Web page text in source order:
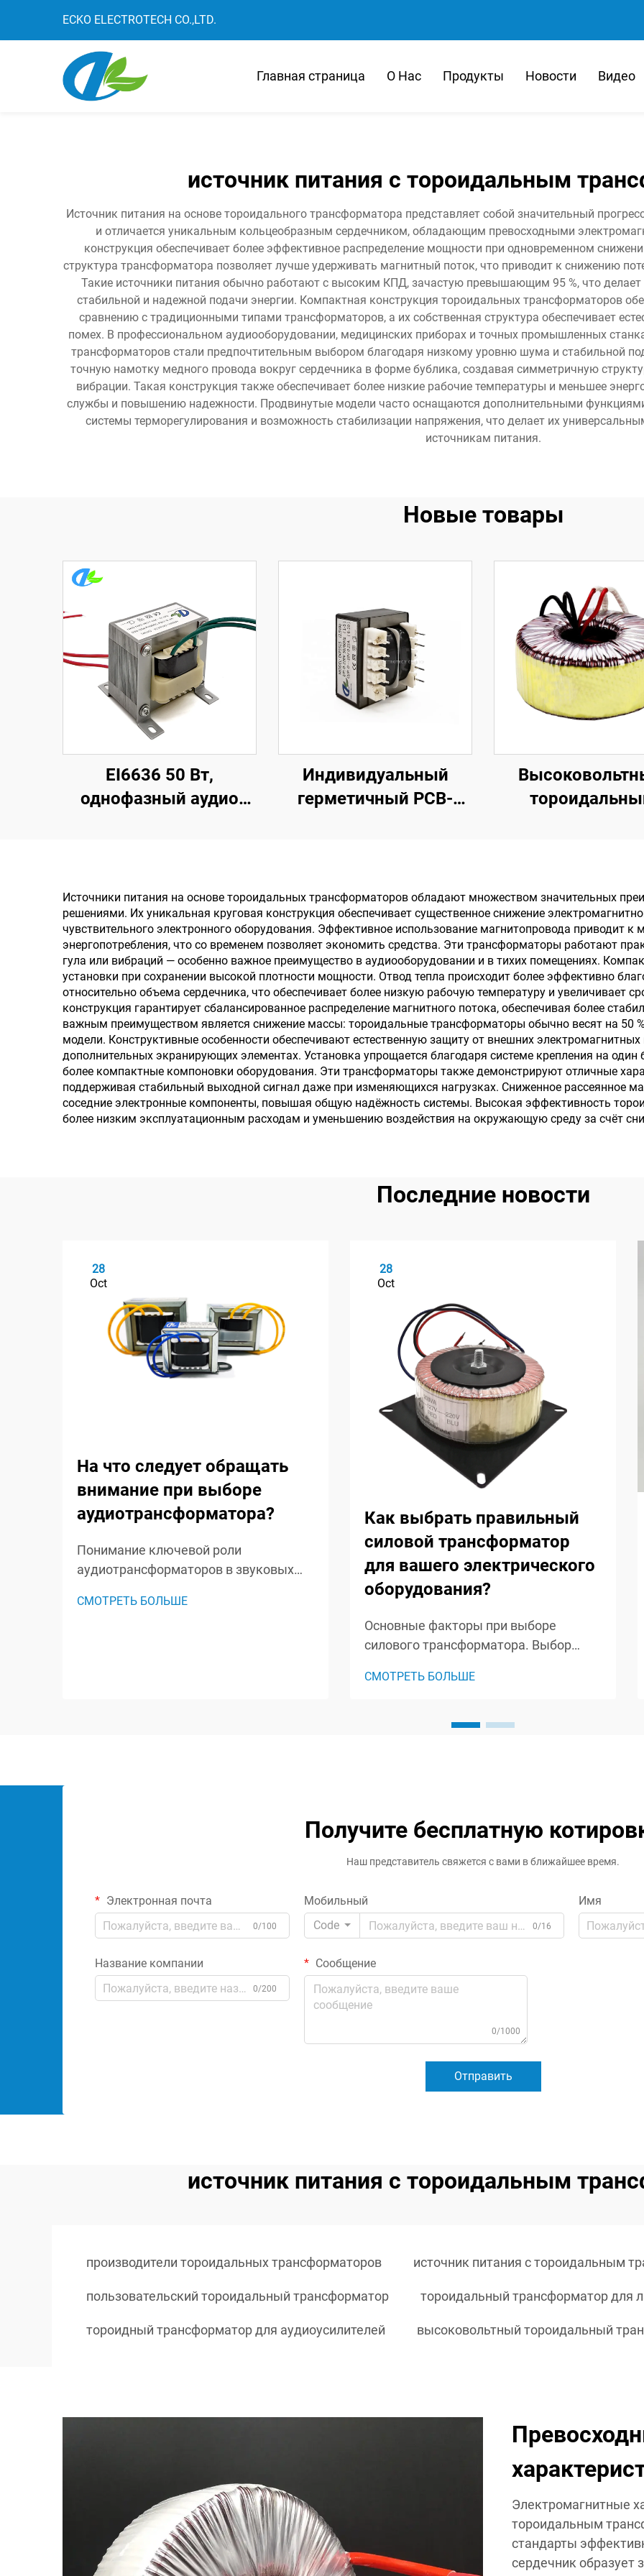
ECKO ELECTROTECH CO.,LTD.
Главная страница О Нас Продукты Новости Видео
источник питания с тороидальным
Источник питания на основе тороидального трансформатора представляет собой значительный
и отличается уникальным кольцеобразным сердечником, обладающим превосходными
конструкция обеспечивает более эффективное распределение мощности при одновременном
структура трансформатора позволяет лучше удерживать магнитный поток, что приводит к снижению
Такие источники питания обычно работают с высоким КПД, зачастую превышающим 95 %, что
стабильной и надежной подачи энергии. Компактная конструкция тороидальных трансформаторов
сравнению с традиционными типами трансформаторов, а их собственная структура обеспечивает
помех. В профессиональном аудиооборудовании, медицинских приборах и точных промышленных
трансформаторов стали предпочтительным выбором благодаря низкому уровню шума и стабильной
точную намотку медного провода вокруг сердечника в форме бублика, создавая симметричную
вибрации. Такая конструкция также обеспечивает более низкие рабочие температуры и меньшее
службы и повышению надежности. Продвинутые модели часто оснащаются дополнительными
системы терморегулирования и возможность стабилизации напряжения, что делает их
источникам питания.
Новые товары
EI6636 50 Вт,
однофазный аудио
Вт
Индивидуальный
герметичный PCB-
входа 240 В и выхода
24 В/36 В/380 В,
частота 50 Гц
мощности с
развязкой, 220
Источники питания на основе тороидальных трансформаторов обладают множеством значительных
решениями. Их уникальная круговая конструкция обеспечивает существенное снижение
чувствительного электронного оборудования. Эффективное использование магнитопровода приводит
энергопотребления, что со временем позволяет экономить средства. Эти трансформаторы работают
гула или вибраций — особенно важное преимущество в аудиооборудовании и в тихих помещениях.
установки при сохранении высокой плотности мощности. Отвод тепла происходит более эффективно
относительно объема сердечника, что обеспечивает более низкую рабочую температуру и увеличивает
конструкция гарантирует сбалансированное распределение магнитного потока, обеспечивая более
важным преимуществом является снижение массы: тороидальные трансформаторы обычно весят на 50
модели. Конструктивные особенности обеспечивают естественную защиту от внешних
дополнительных экранирующих элементах. Установка упрощается благодаря системе крепления на один
более компактные компоновки оборудования. Эти трансформаторы также демонстрируют отличные
поддерживая стабильный выходной сигнал даже при изменяющихся нагрузках. Сниженное рассеянное
соседние электронные компоненты, повышая общую надёжность системы. Высокая эффективность
более низким эксплуатационным расходам и уменьшению воздействия на окружающую среду за счёт
Последние новости
28
Oct
На что следует обращать
внимание при выборе
аудиотрансформатора?
Понимание ключевой роли
аудиотрансформаторов в звуковых
являются незамеченными героями в
СМОТРЕТЬ БОЛЬШЕ
28
Oct
Как выбрать правильный
силовой трансформатор
для вашего электрического
оборудования?
Основные факторы при выборе
силового трансформатора. Выбор
трансформатора — это важное
эффективность, надежность и
СМОТРЕТЬ БОЛЬШЕ
Получите бесплатную
Наш представитель свяжется с вами в ближайшее время.
Электронная почта
0/100
Мобильный
Code
0/16
Имя
Название компании
0/200
Сообщение
0/1000
Отправить
источник питания с тороидальным
производители тороидальных трансформаторов источник питания с тороидальным
пользовательский тороидальный трансформатор тороидальный трансформатор для
тороидный трансформатор для аудиоусилителей высоковольтный тороидальный
Электромагнитные
тороидальным
стандарты
сердечник образует